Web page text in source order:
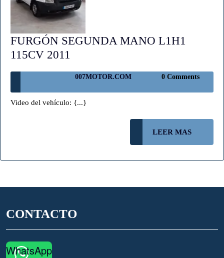
FURGÓN SEGUNDA MANO L1H1
115CV 2011
MANO
L1H1
115CV
007MOTOR.COM 007MOTOR.COM
0 Comments
Video del vehículo: {...}
LEER MAS
MAS
CONTACTO
WhatsApp